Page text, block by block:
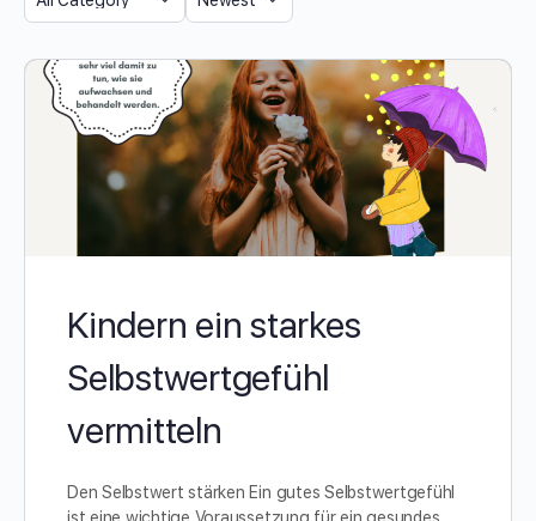
Category
Sort
Kindern ein starkes
Selbstwertgefühl
vermitteln
Den Selbstwert stärken Ein gutes Selbstwertgefühl